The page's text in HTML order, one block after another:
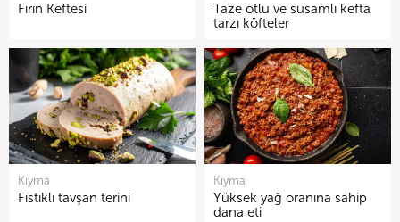
Fırın Keftesi
Taze otlu ve susamlı kefta
tarzı köfteler
Kıyma
Fıstıklı tavşan terini
Kıyma
Yüksek yağ oranına sahip
dana eti